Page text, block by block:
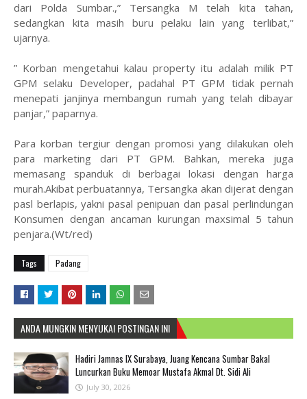
dari Polda Sumbar.,” Tersangka M telah kita tahan,
sedangkan kita masih buru pelaku lain yang terlibat,”
ujarnya.
” Korban mengetahui kalau property itu adalah milik PT
GPM selaku Developer, padahal PT GPM tidak pernah
menepati janjinya membangun rumah yang telah dibayar
panjar,” paparnya.
Para korban tergiur dengan promosi yang dilakukan oleh
para marketing dari PT GPM. Bahkan, mereka juga
memasang spanduk di berbagai lokasi dengan harga
murah.Akibat perbuatannya, Tersangka akan dijerat dengan
pasl berlapis, yakni pasal penipuan dan pasal perlindungan
Konsumen dengan ancaman kurungan maxsimal 5 tahun
penjara.(Wt/red)
Tags Padang
ANDA MUNGKIN MENYUKAI POSTINGAN INI
Hadiri Jamnas IX Surabaya, Juang Kencana Sumbar Bakal
Luncurkan Buku Memoar Mustafa Akmal Dt. Sidi Ali
July 30, 2026